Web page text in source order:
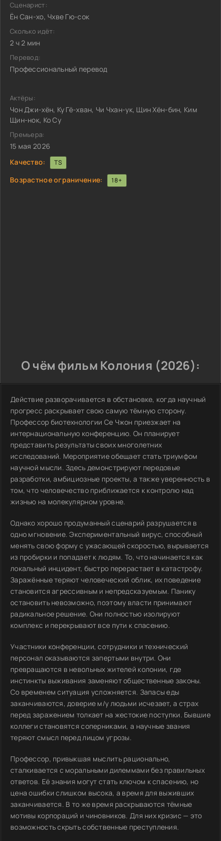
Сценарист:
Ён Сан-хо, Чхве Гю-сок
Сколько идёт:
2 ч 2 мин
Перевод:
Профессиональный перевод
Актёры:
Чон Джи-хён, Ку Гё-хван, Чи Чхан-ук, Щин Хён-бин, Ким
Щин-нок, Ко Су
Премьера:
15 мая 2026
Качество:
TS
Возрастное ограничение: 18+
О чём фильм Колония (2026):
Действие разворачивается в обстановке, когда научный
прогресс раскрывает свою самую тёмную сторону.
Профессор биотехнологии Се Чжон приезжает на
интернациональную конференцию. Он планирует
представить результаты своих многолетних
исследований. Мероприятие обещает стать триумфом
научной мысли. Здесь демонстрируют передовые
разработки, амбициозные проекты, а также уверенность в
том, что человечество приближается к контролю над
жизнью на молекулярном уровне.
Однако хорошо продуманный сценарий разрушается в
одно мгновение. Экспериментальный вирус, способный
менять свою форму с ужасающей скоростью, вырывается
из пробирки и попадает к людям. То, что начинается как
локальный инцидент, быстро перерастает в катастрофу.
Заражённые теряют человеческий облик, их поведение
становится агрессивным и непредсказуемым. Панику
остановить невозможно, поэтому власти принимают
радикальное решение. Они полностью изолируют
комплекс и перекрывают все пути к спасению.
Участники конференции, сотрудники и технический
персонал оказываются запертыми внутри. Они
превращаются в невольных жителей колонии, где
инстинкты выживания заменяют общественные законы.
Со временем ситуация усложняется. Запасы еды
заканчиваются, доверие м/у людьми исчезает, а страх
перед заражением толкает на жестокие поступки. Бывшие
коллеги становятся соперниками, а научные звания
теряют смысл перед лицом угрозы.
Профессор, привыкшая мыслить рационально,
сталкивается с моральными дилеммами без правильных
ответов. Её знания могут стать ключом к спасению, но
цена ошибки слишком высока, а время для выживших
заканчивается. В то же время раскрываются тёмные
мотивы корпораций и чиновников. Для них кризис — это
возможность скрыть собственные преступления.